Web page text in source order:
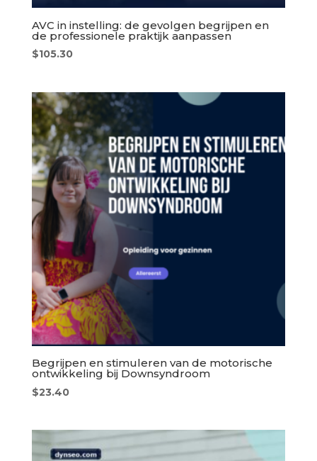
AVC in instelling: de gevolgen begrijpen en
de professionele praktijk aanpassen
$105.30
Begrijpen en stimuleren van de motorische
ontwikkeling bij Downsyndroom
$23.40